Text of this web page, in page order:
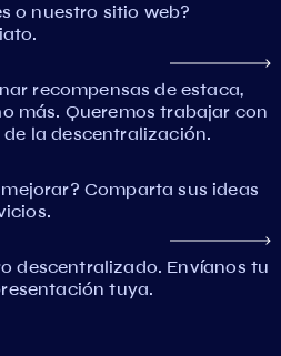
o nuestro sitio web?
recompensas de estaca,
más. Queremos trabajar con
la descentralización.
Comparta sus ideas
descentralizado. Envíanos tu
tuya.